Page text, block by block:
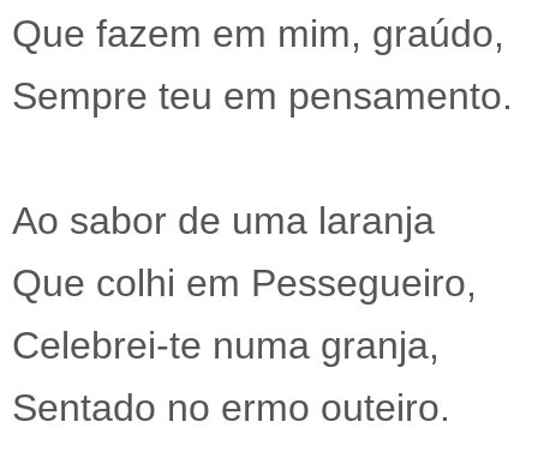
Que fazem em mim, graúdo,
Sempre teu em pensamento.
Ao sabor de uma laranja
Que colhi em Pessegueiro,
Celebrei-te numa granja,
Sentado no ermo outeiro.